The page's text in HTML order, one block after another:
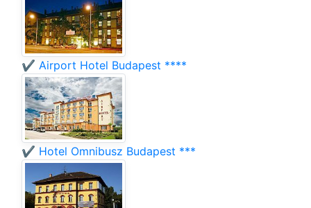
✔️ Airport Hotel Budapest ****
✔️ Hotel Omnibusz Budapest ***